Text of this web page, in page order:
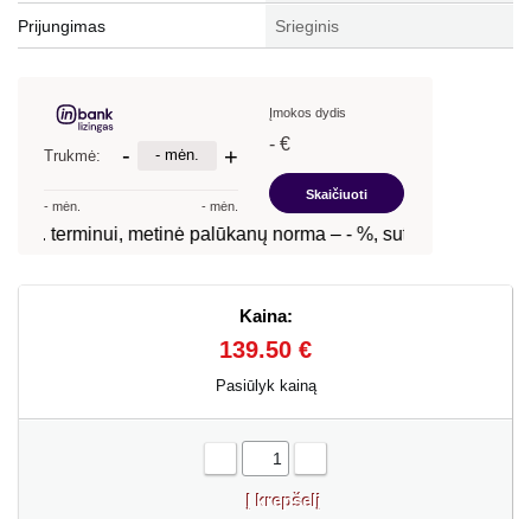
Prijungimas Srieginis
Kaina:
139.50 €
Pasiūlyk kainą